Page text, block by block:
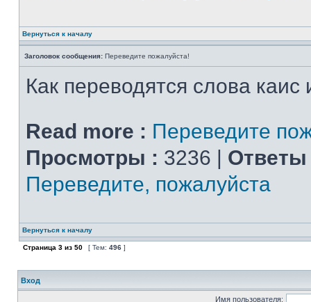
Вернуться к началу
Заголовок сообщения: Переведите пожалуйста!
Как переводятся слова каис
Read more : Переведите
Просмотры : 3236 | Ответы
Переведите, пожалуйста
Вернуться к началу
Страница 3 из 50 [ Тем: 496 ]
Вход
Имя пользователя: